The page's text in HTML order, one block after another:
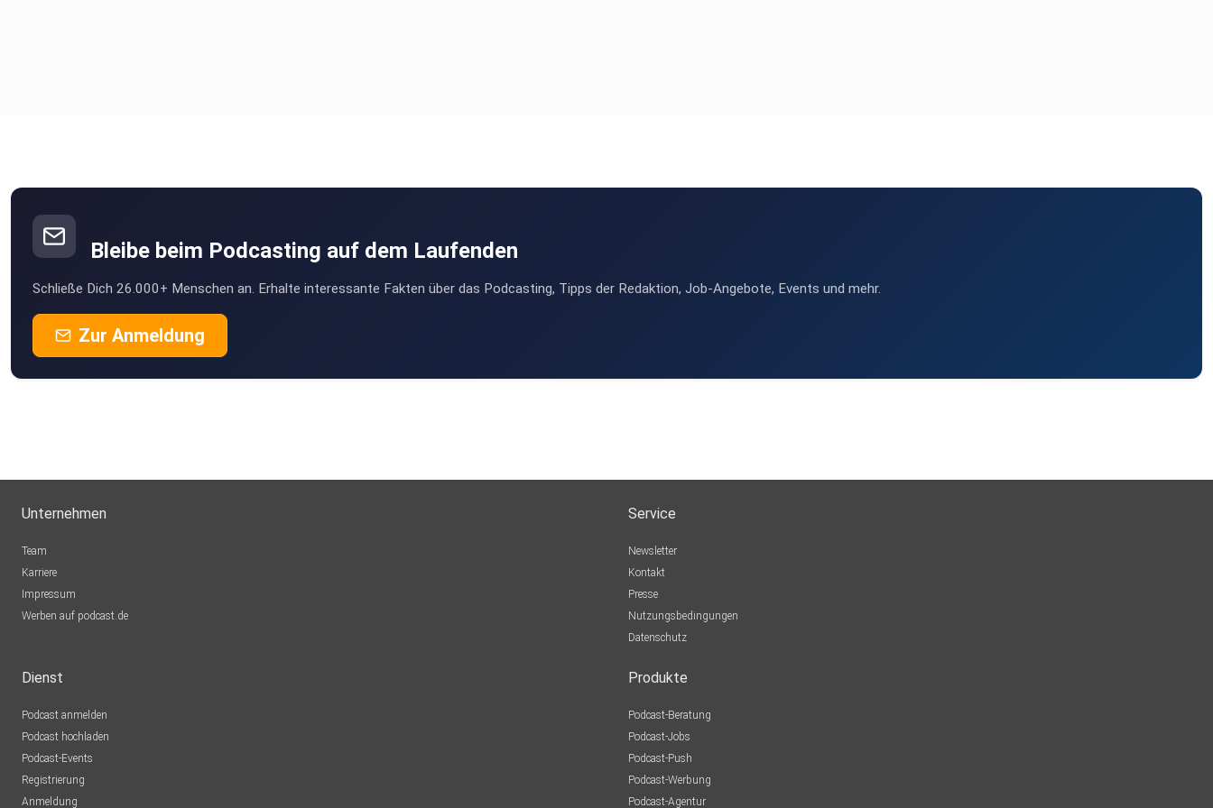
Bleibe beim Podcasting auf dem Laufenden
Schließe Dich 26.000+ Menschen an. Erhalte interessante Fakten über das Podcasting, Tipps der Redaktion, Job-Angebote, Events und mehr.
Zur Anmeldung
Unternehmen
Team
Karriere
Impressum
Werben auf podcast.de
Service
Newsletter
Kontakt
Presse
Nutzungsbedingungen
Datenschutz
Dienst
Podcast anmelden
Podcast hochladen
Podcast-Events
Registrierung
Anmeldung
Produkte
Podcast-Beratung
Podcast-Jobs
Podcast-Push
Podcast-Werbung
Podcast-Agentur